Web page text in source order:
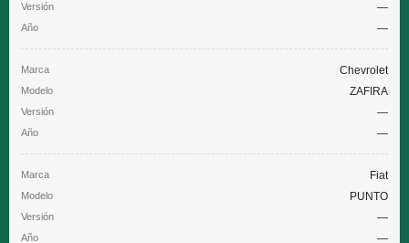
—
—
Chevrolet
ZAFIRA
—
—
Fiat
PUNTO
—
—